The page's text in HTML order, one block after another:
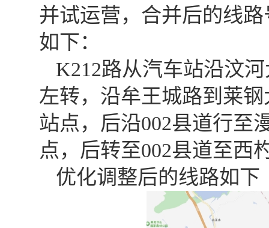
并试运营，合并后的线
如下：
K212路从汽车站沿汶
左转，沿牟王城路到莱
站点，后沿002县道行至
点，后转至002县道至西
优化调整后的线路如下